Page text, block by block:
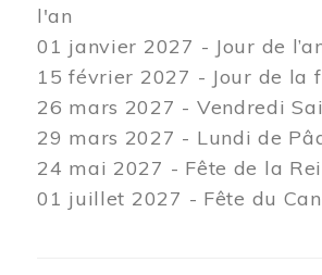
l'an
01 janvier 2027 - Jour de
15 février 2027 - Jour de la
26 mars 2027 - Vendredi
29 mars 2027 - Lundi de
24 mai 2027 - Fête de la
01 juillet 2027 - Fête du